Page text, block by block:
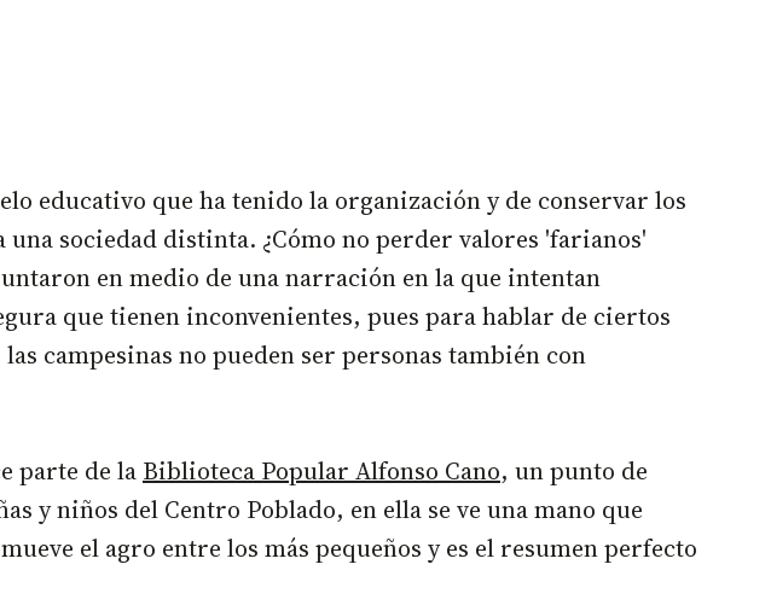
educativo que ha tenido la organización y de conservar los
sociedad distinta. ¿Cómo no perder valores 'farianos'
en medio de una narración en la que intentan
que tienen inconvenientes, pues para hablar de ciertos
campesinas no pueden ser personas también con
parte de la Biblioteca Popular Alfonso Cano, un punto de
y niños del Centro Poblado, en ella se ve una mano que
el agro entre los más pequeños y es el resumen perfecto